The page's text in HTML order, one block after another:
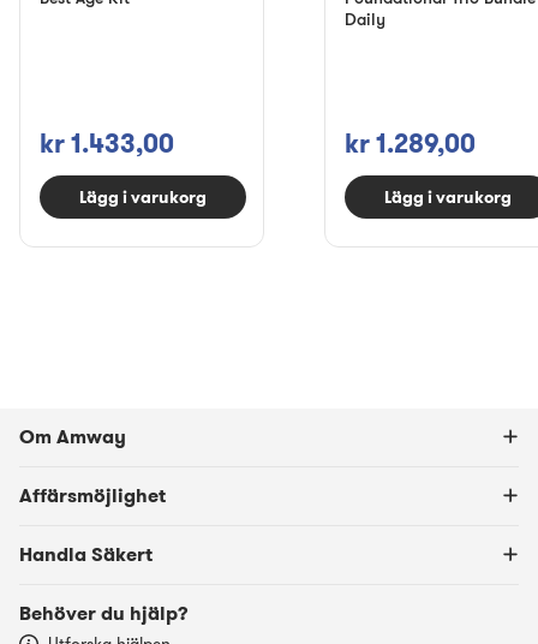
kr 1.433,00
Lägg i varukorg
Daily
kr 1.289,00
Lägg i varukorg
Om Amway
Affärsmöjlighet
Handla Säkert
Behöver du hjälp?